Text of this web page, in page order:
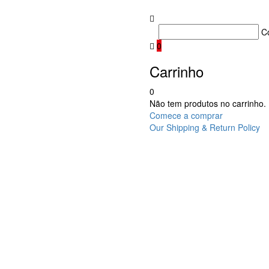
0
Carrinho
0
Não tem produtos no carrinho.
Comece a comprar
Our Shipping & Return Policy